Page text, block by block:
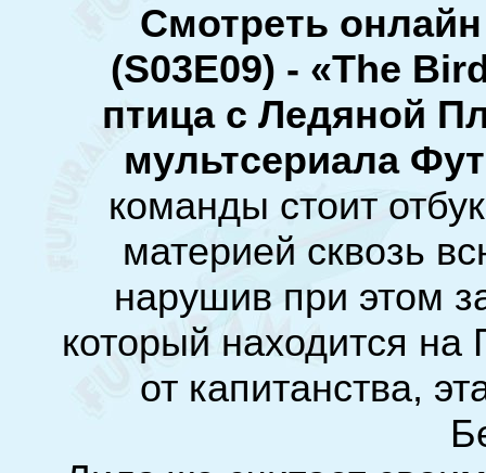
Смотреть
(S03E09) - «The
птица c Ледяной
мультсериала
команды стоит
материей сквозь
нарушив при этом
который находится
от капитанства,